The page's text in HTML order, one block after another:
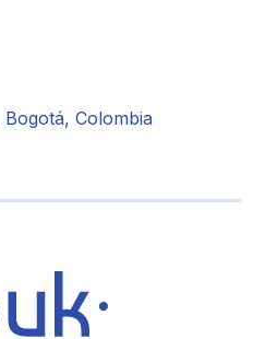
Colombia